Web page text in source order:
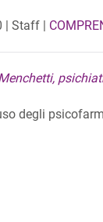
| Staff |
degli